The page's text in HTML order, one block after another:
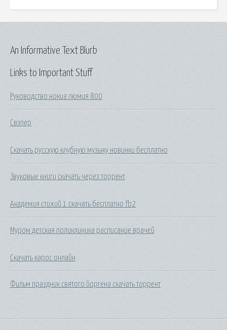
Links to Important Stuff
Руководство нокиа люмия 800
Свэпер
Скачать русскую клубную музыку новинки бесплатно
Звуковые книги скачать через торрент
Академия стихий 1 скачать бесплатно fb2
Муром детская поликлиника расписание врачей
Скачать карос онлайн
Фильм праздник святого йоргена скачать торрент
An Informative Text Blurb